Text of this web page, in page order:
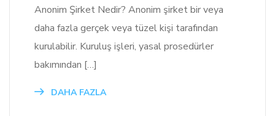
Anonim Şirket Nedir? Anonim şirket bir veya
daha fazla gerçek veya tüzel kişi tarafından
kurulabilir. Kuruluş işleri, yasal prosedürler
bakımından […]
DAHA FAZLA